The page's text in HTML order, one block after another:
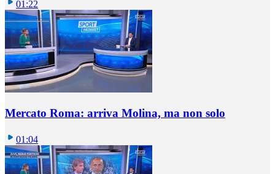
01:22
Mercato Roma: arriva Molina, ma non solo
01:04